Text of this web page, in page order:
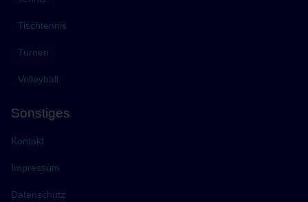
Tischtennis
Turnen
Volleyball
Sonstiges
Kontakt
Impressum
Datenschutz